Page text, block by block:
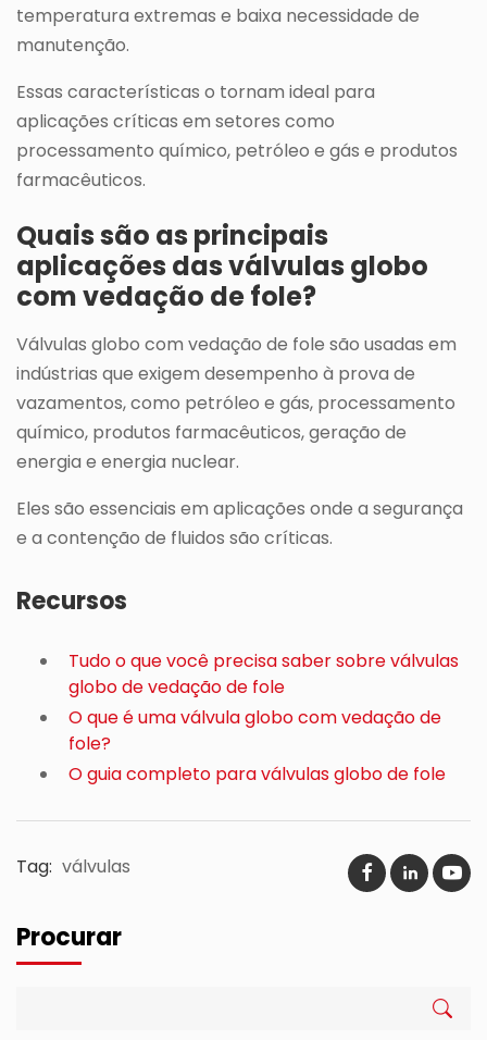
temperatura extremas e baixa necessidade de
manutenção.
Essas características o tornam ideal para
aplicações críticas em setores como
processamento químico, petróleo e gás e produtos
farmacêuticos.
Quais são as principais
aplicações das válvulas globo
com vedação de fole?
Válvulas globo com vedação de fole são usadas em
indústrias que exigem desempenho à prova de
vazamentos, como petróleo e gás, processamento
químico, produtos farmacêuticos, geração de
energia e energia nuclear.
Eles são essenciais em aplicações onde a segurança
e a contenção de fluidos são críticas.
Recursos
Tudo o que você precisa saber sobre válvulas
globo de vedação de fole
O que é uma válvula globo com vedação de
fole?
O guia completo para válvulas globo de fole
Tag: válvulas
Procurar